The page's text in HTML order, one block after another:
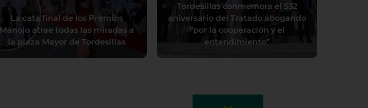
La cata final de los Premios
Manojo atrae todas las miradas a
la plaza Mayor de Tordesillas
Tordesillas conmemora el 532
aniversario del Tratado abogando
“por la cooperación y el
entendimiento”